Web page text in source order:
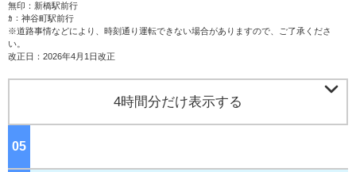
無印：新橋駅前行
ｶ：神谷町駅前行
※道路事情などにより、時刻通り運転できない場合がありますので、ご了承くださ
い。
改正日：2026年4月1日改正
4時間分だけ表示する 
05